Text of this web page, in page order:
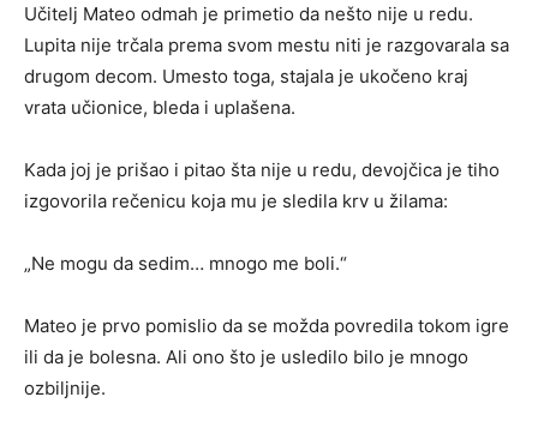
Učitelj Mateo odmah je primetio da nešto nije u redu.
Lupita nije trčala prema svom mestu niti je razgovarala sa
drugom decom. Umesto toga, stajala je ukočeno kraj
vrata učionice, bleda i uplašena.
Kada joj je prišao i pitao šta nije u redu, devojčica je tiho
izgovorila rečenicu koja mu je sledila krv u žilama:
„Ne mogu da sedim… mnogo me boli.“
Mateo je prvo pomislio da se možda povredila tokom igre
ili da je bolesna. Ali ono što je usledilo bilo je mnogo
ozbiljnije.